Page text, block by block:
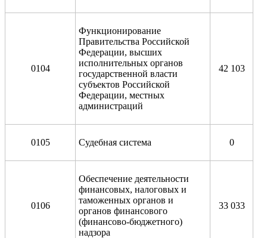
0104
Функционирование
Правительства Российской
Федерации, высших
исполнительных органов
государственной власти
субъектов Российской
Федерации, местных
администраций
42 103
0105 Судебная система 0
0106
Обеспечение деятельности
финансовых, налоговых и
таможенных органов и
органов финансового
(финансово-бюджетного)
надзора
33 033